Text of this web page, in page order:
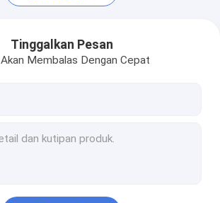
Mesh Gasket
terkompresi
Tinggalkan Pesan
Membalas Dengan Cepat